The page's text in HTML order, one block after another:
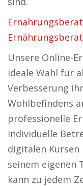
Unsere Online-
ideale Wahl für
Verbesserung
Wohlbefindens
professionelle
individuelle
digitalen Kursen
seinem eigenen
kann zu jedem